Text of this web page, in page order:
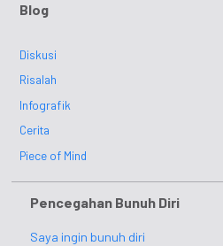
Blog
Diskusi
Risalah
Infografik
Cerita
Piece of Mind
Pencegahan Bunuh Diri
Saya ingin bunuh diri